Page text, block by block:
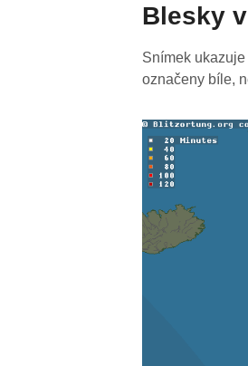
Blesky
Snímek
označeny bíle,